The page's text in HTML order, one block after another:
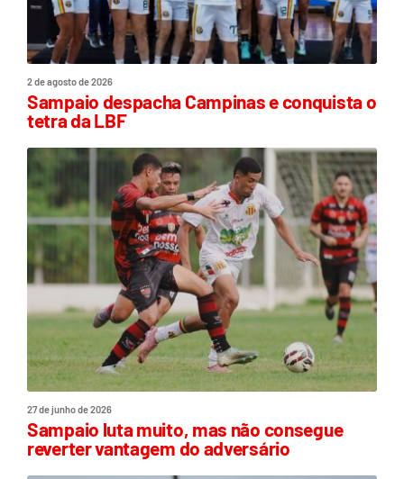
2 de agosto de 2026
Sampaio despacha Campinas e conquista o
tetra da LBF
27 de junho de 2026
Sampaio luta muito, mas não consegue
reverter vantagem do adversário